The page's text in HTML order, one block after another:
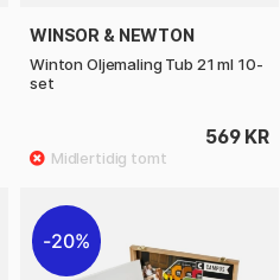
WINSOR & NEWTON
Winton Oljemaling Tub 21 ml 10-
set
569 KR
20%